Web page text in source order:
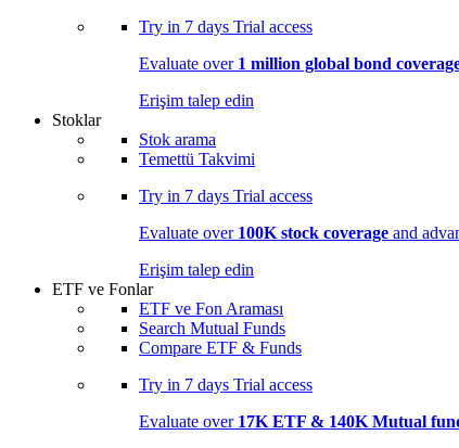
Try in 7 days Trial access
Evaluate over 1 million global bond
Erişim talep edin
Stoklar
Stok arama
Temettü Takvimi
Try in 7 days Trial access
Evaluate over 100K stock coverage and
Erişim talep edin
ETF ve Fonlar
ETF ve Fon Araması
Search Mutual Funds
Compare ETF & Funds
Try in 7 days Trial access
Evaluate over 17K ETF & 140K Mutual